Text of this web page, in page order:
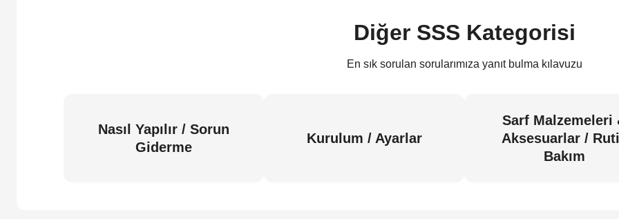
Diğer SSS Kategorisi
En sık sorulan sorularımıza yanıt bulma kılavuzu
Nasıl Yapılır / Sorun
Giderme
Kurulum / Ayarlar
Sarf Malzemeleri
Aksesuarlar /
Bakım